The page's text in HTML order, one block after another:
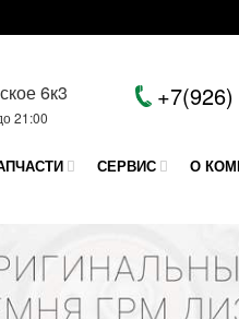
6к3
21:00
СЕРВИС О